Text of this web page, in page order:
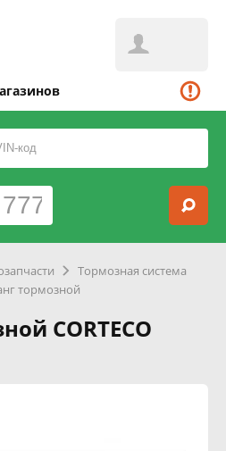
Тормозная система
тормозной
CORTECO